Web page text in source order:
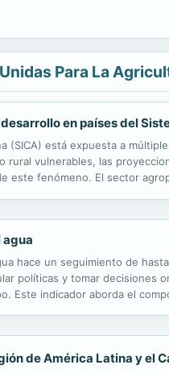
Para La
en países del
(SICA) está expuesta a
vulnerables, las
este fenómeno. El sector
agua
hace un seguimiento de
políticas y tomar decisiones
Este indicador aborda el
de América Latina y el